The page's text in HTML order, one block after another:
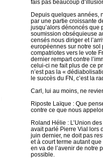
fais pas beaucoup
Depuis quelques années,
par une partie croissante
jusqu’alors dénoncés que
soumission obséquieuse
censés nous diriger et
européennes sur notre sol
compatriotes vers le vote
dernier rempart contre
celui-ci ne fait plus de ce
n’est pas la «
le succès du FN, c’est la
Carl, lui au moins, ne
Riposte Laïque : Que
contre ce que nous
Roland Hélie : L’Union
avait parlé Pierre Vial lors
juin dernier, ne doit pas
et à court terme autant
en va de l’avenir de notre
possible.